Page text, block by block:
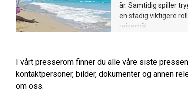
år. Samtidig spiller
en stadig viktigere
reisemål.
I vårt presserom finner du alle våre siste
kontaktpersoner, bilder, dokumenter og annen
om oss.